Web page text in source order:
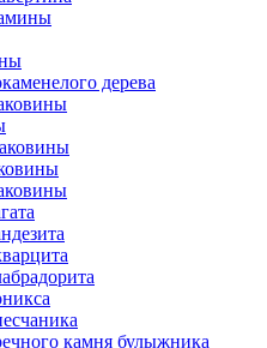
дерева
камня булыжника